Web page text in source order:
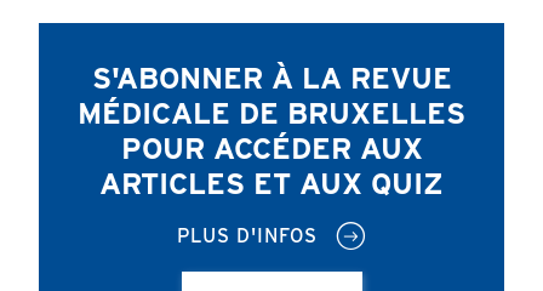
S'ABONNER À LA REVUE
MÉDICALE DE BRUXELLES
POUR ACCÉDER AUX
ARTICLES ET AUX QUIZ
PLUS D'INFOS